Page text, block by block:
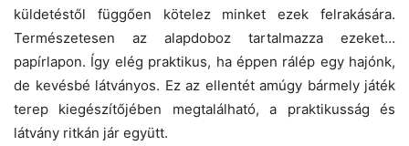
küldetéstől függően kötelez minket ezek felrakására.
Természetesen az alapdoboz tartalmazza ezeket…
papírlapon. Így elég praktikus, ha éppen rálép egy hajónk,
de kevésbé látványos. Ez az ellentét amúgy bármely játék
terep kiegészítőjében megtalálható, a praktikusság és
látvány ritkán jár együtt.